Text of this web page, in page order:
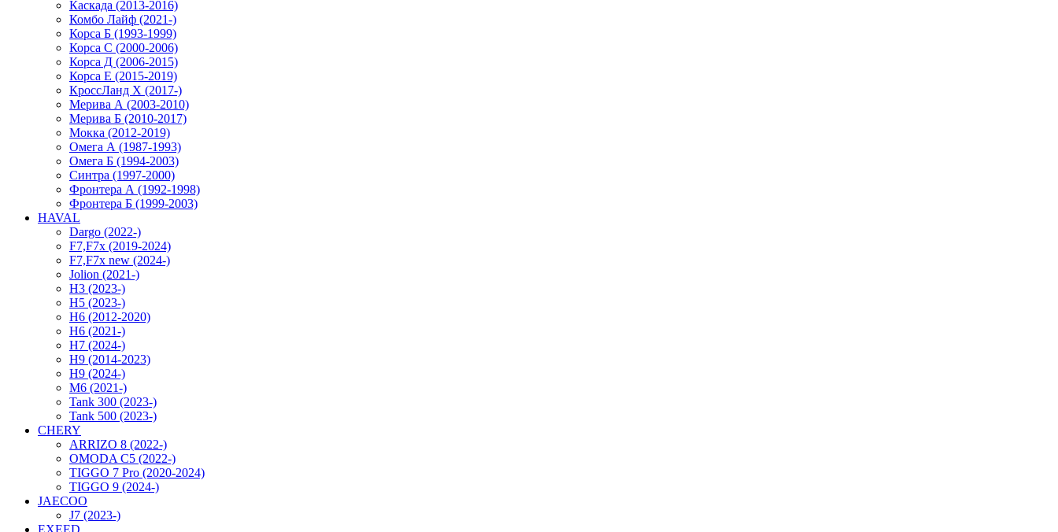
Каскада (2013-2016)
Комбо Лайф (2021-)
Корса Б (1993-1999)
Корса С (2000-2006)
Корса Д (2006-2015)
Корса E (2015-2019)
КроссЛанд X (2017-)
Мерива А (2003-2010)
Мерива Б (2010-2017)
Мокка (2012-2019)
Омега А (1987-1993)
Омега Б (1994-2003)
Синтра (1997-2000)
Фронтера А (1992-1998)
Фронтера Б (1999-2003)
HAVAL
Dargo (2022-)
F7,F7x (2019-2024)
F7,F7x new (2024-)
Jolion (2021-)
H3 (2023-)
H5 (2023-)
H6 (2012-2020)
H6 (2021-)
H7 (2024-)
H9 (2014-2023)
H9 (2024-)
M6 (2021-)
Tank 300 (2023-)
Tank 500 (2023-)
CHERY
ARRIZO 8 (2022-)
OMODA C5 (2022-)
TIGGO 7 Pro (2020-2024)
TIGGO 9 (2024-)
JAECOO
J7 (2023-)
EXEED